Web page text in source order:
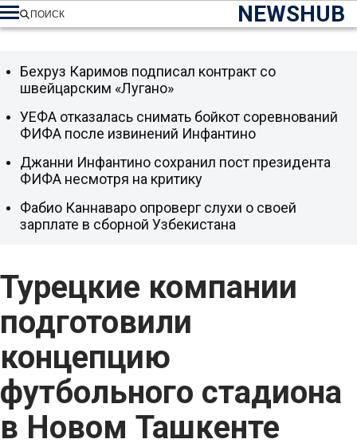
NEWSHUB
ПОИСК
Турецкие компании
подготовили
концепцию
футбольного стадиона
в Новом Ташкенте
Бехруз Каримов подписал контракт со
швейцарским «Лугано»
УЕФА отказалась снимать бойкот соревнований
ФИФА после извинений Инфантино
Джанни Инфантино сохранил пост президента
ФИФА несмотря на критику
Фабио Каннаваро опроверг слухи о своей
зарплате в сборной Узбекистана